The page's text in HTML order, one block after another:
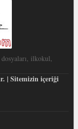
ilkokul,
| Sitemizin içeriği